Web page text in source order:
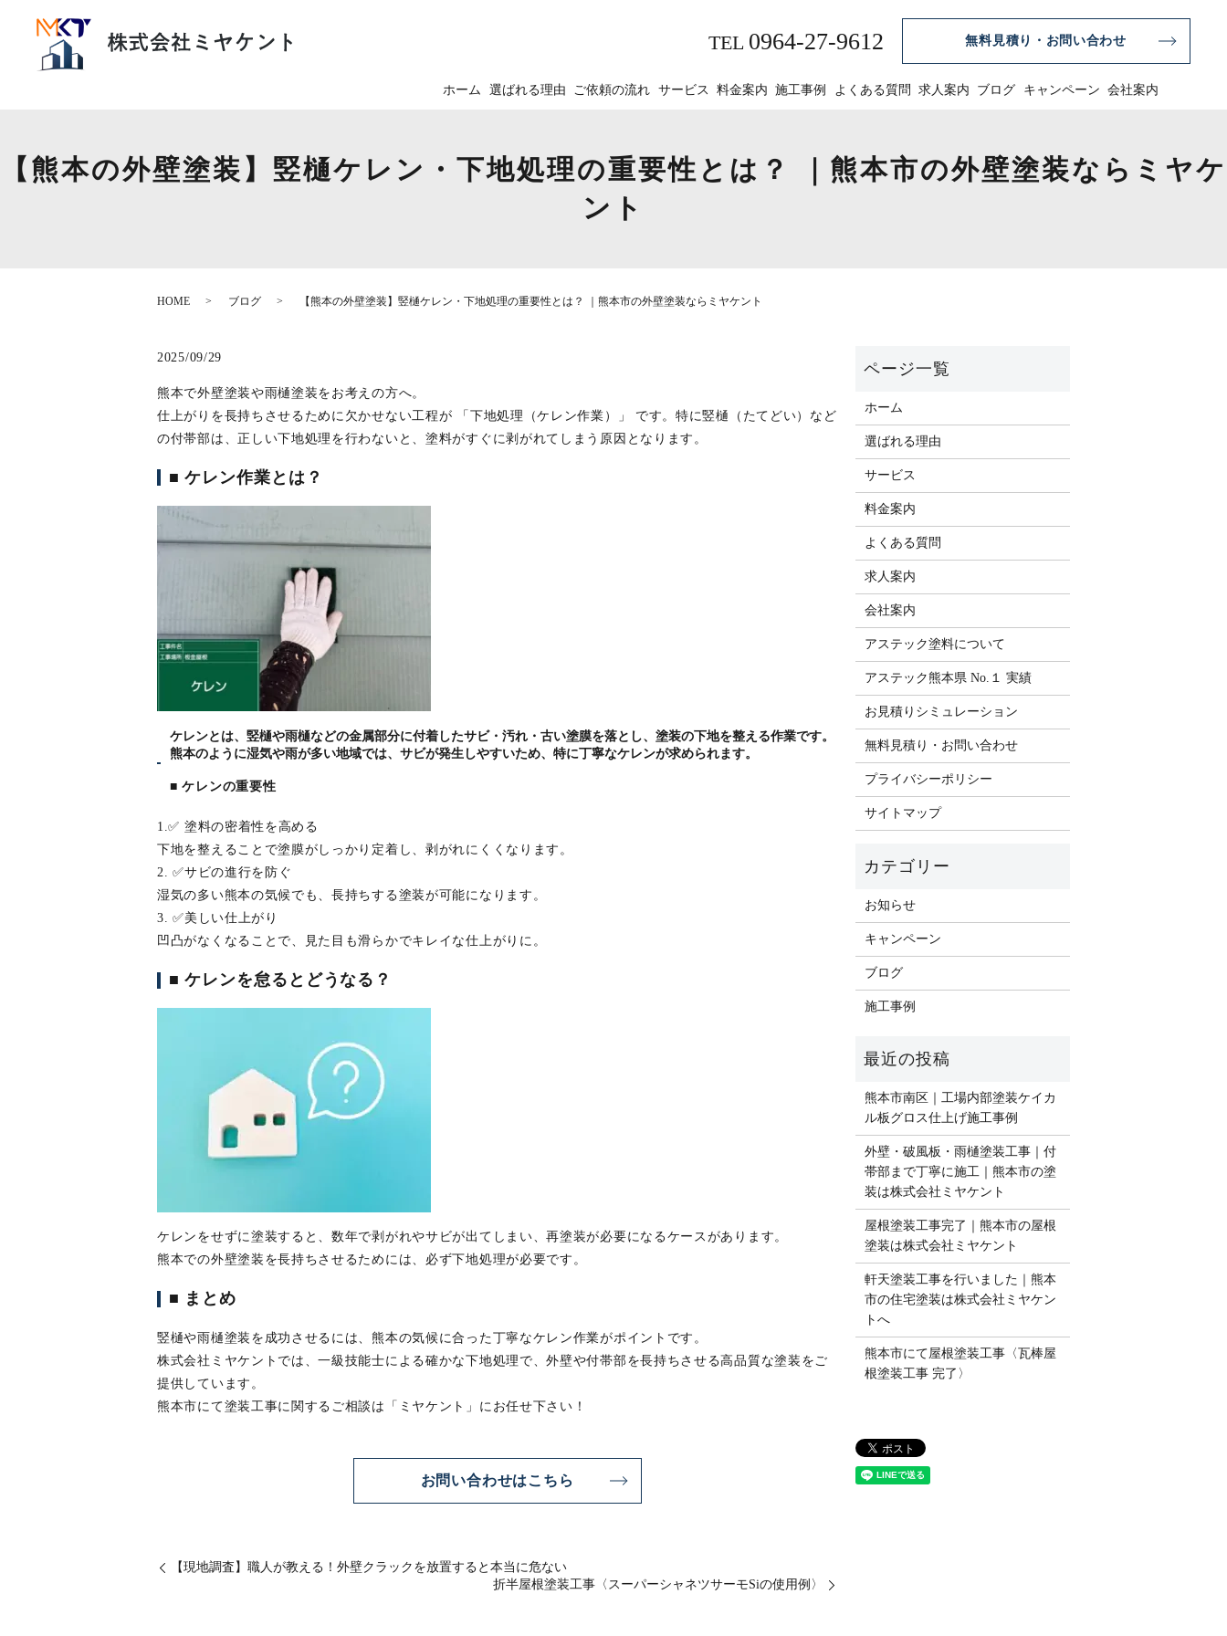
ホーム 選ばれる理由 ご依頼の流れ サービス 料金案内 施工事例 よくある質問 求人案内 ブログ キャンペーン 会社案内
TEL 0964-27-9612 無料見積り・お問い合わせ
【熊本の外壁塗装】竪樋ケレン・下地処理の重要性とは？ ｜熊本市の外壁塗装ならミヤケ
ント
HOME ブログ 【熊本の外壁塗装】竪樋ケレン・下地処理の重要性とは？ ｜熊本市の外壁塗装ならミヤケント
2025/09/29
熊本で外壁塗装や雨樋塗装をお考えの方へ。
仕上がりを長持ちさせるために欠かせない工程が 「下地処理（ケレン作業）」 です。特に竪樋（たてどい）など
の付帯部は、正しい下地処理を行わないと、塗料がすぐに剥がれてしまう原因となります。
■ ケレン作業とは？
ケレンとは、竪樋や雨樋などの金属部分に付着したサビ・汚れ・古い塗膜を落とし、塗装の下地を整える作業です。
熊本のように湿気や雨が多い地域では、サビが発生しやすいため、特に丁寧なケレンが求められます。
■ ケレンの重要性
1.✅ 塗料の密着性を高める
下地を整えることで塗膜がしっかり定着し、剥がれにくくなります。
2. ✅サビの進行を防ぐ
湿気の多い熊本の気候でも、長持ちする塗装が可能になります。
3. ✅美しい仕上がり
凹凸がなくなることで、見た目も滑らかでキレイな仕上がりに。
■ ケレンを怠るとどうなる？
ケレンをせずに塗装すると、数年で剥がれやサビが出てしまい、再塗装が必要になるケースがあります。
熊本での外壁塗装を長持ちさせるためには、必ず下地処理が必要です。
■ まとめ
竪樋や雨樋塗装を成功させるには、熊本の気候に合った丁寧なケレン作業がポイントです。
株式会社ミヤケントでは、一級技能士による確かな下地処理で、外壁や付帯部を長持ちさせる高品質な塗装をご
提供しています。
熊本市にて塗装工事に関するご相談は「ミヤケント」にお任せ下さい！
お問い合わせはこちら
【現地調査】職人が教える！外壁クラックを放置すると本当に危ない
折半屋根塗装工事〈スーパーシャネツサーモSiの使用例〉
ホーム
選ばれる理由
サービス
料金案内
よくある質問
求人案内
会社案内
アステック塗料について
アステック熊本県 No.１ 実績
お見積りシミュレーション
無料見積り・お問い合わせ
プライバシーポリシー
サイトマップ
お知らせ
キャンペーン
ブログ
施工事例
熊本市南区｜工場内部塗装ケイカ
ル板グロス仕上げ施工事例
外壁・破風板・雨樋塗装工事｜付
帯部まで丁寧に施工｜熊本市の塗
装は株式会社ミヤケント
屋根塗装工事完了｜熊本市の屋根
塗装は株式会社ミヤケント
軒天塗装工事を行いました｜熊本
市の住宅塗装は株式会社ミヤケン
トへ
熊本市にて屋根塗装工事〈瓦棒屋
根塗装工事 完了〉